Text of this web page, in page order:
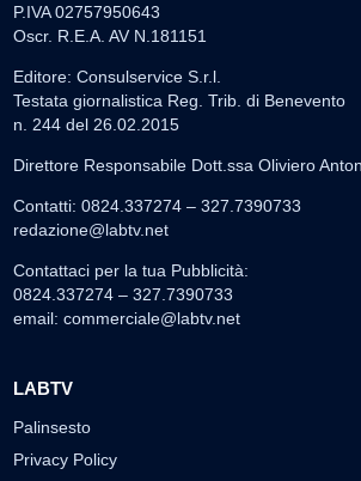
P.IVA 02757950643
Oscr. R.E.A. AV N.181151
Editore: Consulservice S.r.l.
Testata giornalistica Reg. Trib. di Benevento
n. 244 del 26.02.2015
Direttore Responsabile Dott.ssa Oliviero
Contatti: 0824.337274 – 327.7390733
redazione@labtv.net
Contattaci per la tua Pubblicità:
0824.337274 – 327.7390733
email: commerciale@labtv.net
LABTV
Palinsesto
Privacy Policy